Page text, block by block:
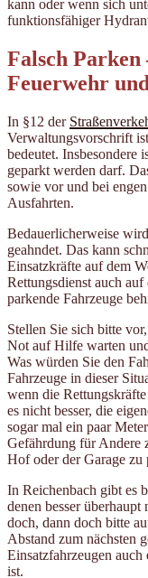
kann oder wenn sich
funktionsfähiger
Falsch
Feuerwehr
In §12 der
Verwaltungsvorschrift
bedeutet. Insbesondere
geparkt werden darf.
sowie vor und bei
Ausfahrten.
Bedauerlicherweise
geahndet. Das kann
Einsatzkräfte auf dem
Rettungsdienst auch
parkende Fahrzeuge
Stellen Sie sich bitte
Not auf Hilfe warten
Was würden Sie den
Fahrzeuge in dieser
wenn die
es nicht besser, die
sogar mal ein paar
Gefährdung für Andere
Hof oder der Garage zu
In Reichenbach gibt es
denen besser
doch, dann doch bitte
Abstand zum nächsten
Einsatzfahrzeugen
ist.